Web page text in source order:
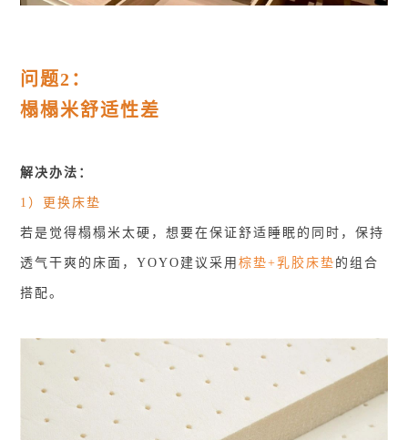
问题2：
榻榻米舒适性差
解决办法：
1）更换床垫
若是觉得榻榻米太硬，想要在保证舒适睡眠的同时，保持
透气干爽的床面，YOYO建议采用棕垫+乳胶床垫 的组合
搭配。